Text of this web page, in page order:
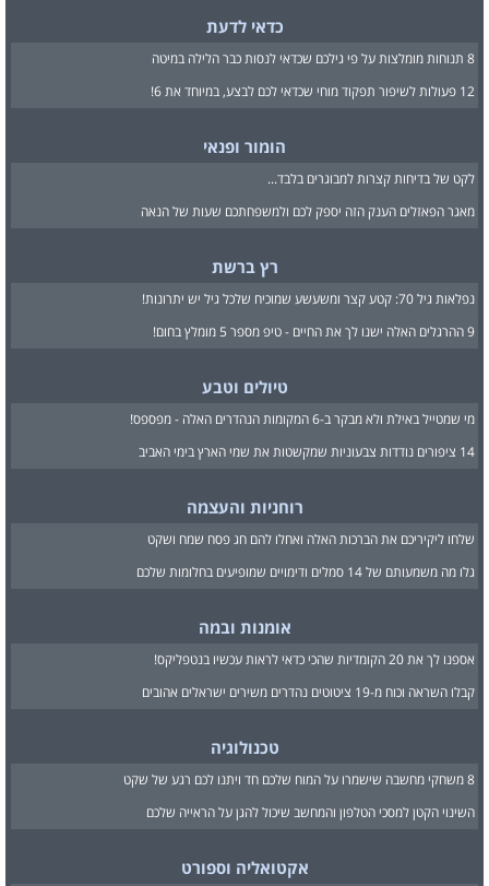
כדאי לדעת
8 תנוחות מומלצות על פי גילכם שכדאי לנסות כבר הלילה במיטה
12 פעולות לשיפור תפקוד מוחי שכדאי לכם לבצע, במיוחד את 6!
הומור ופנאי
לקט של בדיחות קצרות למבוגרים בלבד...
מאגר הפאזלים הענק הזה יספק לכם ולמשפחתכם שעות של הנאה
רץ ברשת
נפלאות גיל 70: קטע קצר ומשעשע שמוכיח שלכל גיל יש יתרונות!
9 ההרגלים האלה ישנו לך את החיים - טיפ מספר 5 מומלץ בחום!
טיולים וטבע
מי שמטייל באילת ולא מבקר ב-6 המקומות הנהדרים האלה - מפספס!
14 ציפורים נודדות צבעוניות שמקשטות את שמי הארץ בימי האביב
רוחניות והעצמה
שלחו ליקיריכם את הברכות האלה ואחלו להם חג פסח שמח ושקט
גלו מה משמעותם של 14 סמלים ודימויים שמופיעים בחלומות שלכם
אומנות ובמה
אספנו לך את 20 הקומדיות שהכי כדאי לראות עכשיו בנטפליקס!
קבלו השראה וכוח מ-19 ציטוטים נהדרים משירים ישראלים אהובים
טכנולוגיה
8 משחקי מחשבה שישמרו על המוח שלכם חד ויתנו לכם רגע של שקט
השינוי הקטן למסכי הטלפון והמחשב שיכול להגן על הראייה שלכם
אקטואליה וספורט